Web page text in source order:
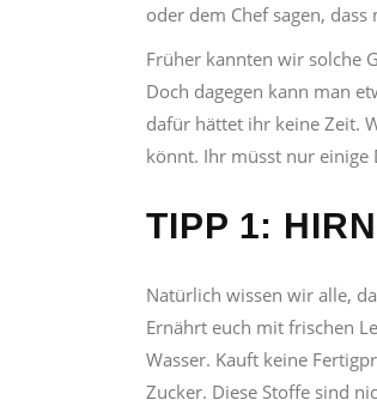
oder dem Chef sagen,
Früher kannten wir solche
Doch dagegen kann man
dafür hättet ihr keine Zeit.
könnt. Ihr müsst nur einige
TIPP 1:
Natürlich wissen wir alle,
Ernährt euch mit frischen
Wasser. Kauft keine
Zucker. Diese Stoffe sind